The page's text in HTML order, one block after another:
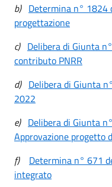
b) Determina n°
progettazione
c) Delibera di Giunta
contributo PNRR
d) Delibera di Giunta
2022
e) Delibera di Giunta
Approvazione progetto
f)
Determina n° 671
integrato